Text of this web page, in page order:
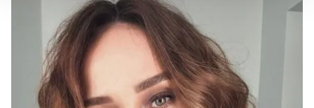
Her halükârda, kullanıcılar, bu çerezlere izin vermedikleri
takdirde, kullanıcılara hedefli reklamlar
gösterilmeyecektir."
Sizlere daha iyi bir hizmet sunabilmek için İnternet
Sitemizde kendimize ve üçüncü kişilere ait çerezler